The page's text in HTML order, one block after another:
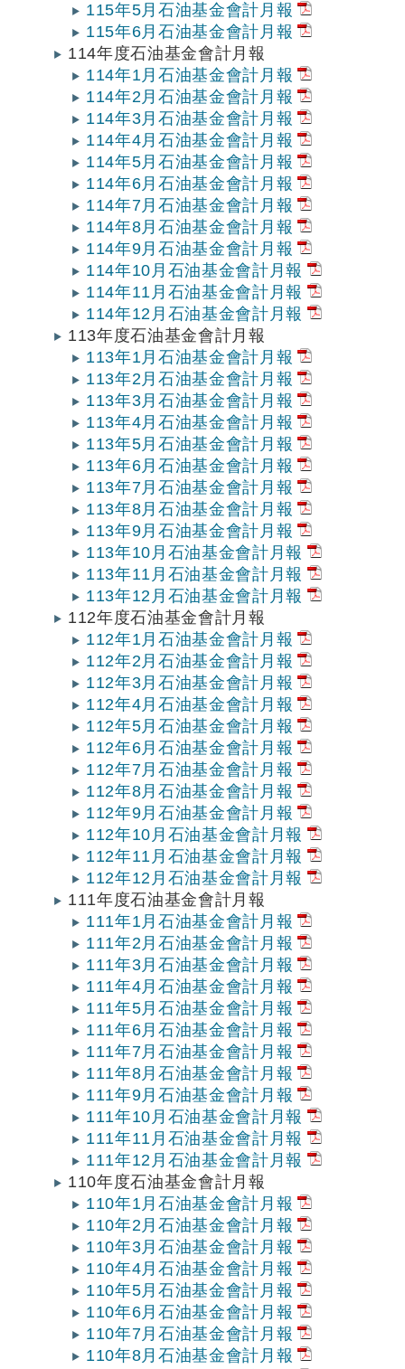
115年5月石油基金會計月報
115年6月石油基金會計月報
114年度石油基金會計月報
114年1月石油基金會計月報
114年2月石油基金會計月報
114年3月石油基金會計月報
114年4月石油基金會計月報
114年5月石油基金會計月報
114年6月石油基金會計月報
114年7月石油基金會計月報
114年8月石油基金會計月報
114年9月石油基金會計月報
114年10月石油基金會計月報
114年11月石油基金會計月報
114年12月石油基金會計月報
113年度石油基金會計月報
113年1月石油基金會計月報
113年2月石油基金會計月報
113年3月石油基金會計月報
113年4月石油基金會計月報
113年5月石油基金會計月報
113年6月石油基金會計月報
113年7月石油基金會計月報
113年8月石油基金會計月報
113年9月石油基金會計月報
113年10月石油基金會計月報
113年11月石油基金會計月報
113年12月石油基金會計月報
112年度石油基金會計月報
112年1月石油基金會計月報
112年2月石油基金會計月報
112年3月石油基金會計月報
112年4月石油基金會計月報
112年5月石油基金會計月報
112年6月石油基金會計月報
112年7月石油基金會計月報
112年8月石油基金會計月報
112年9月石油基金會計月報
112年10月石油基金會計月報
112年11月石油基金會計月報
112年12月石油基金會計月報
111年度石油基金會計月報
111年1月石油基金會計月報
111年2月石油基金會計月報
111年3月石油基金會計月報
111年4月石油基金會計月報
111年5月石油基金會計月報
111年6月石油基金會計月報
111年7月石油基金會計月報
111年8月石油基金會計月報
111年9月石油基金會計月報
111年10月石油基金會計月報
111年11月石油基金會計月報
111年12月石油基金會計月報
110年度石油基金會計月報
110年1月石油基金會計月報
110年2月石油基金會計月報
110年3月石油基金會計月報
110年4月石油基金會計月報
110年5月石油基金會計月報
110年6月石油基金會計月報
110年7月石油基金會計月報
110年8月石油基金會計月報